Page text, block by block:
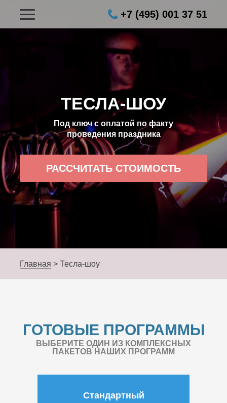
+7 (495) 001 37 51
ТЕСЛА-ШОУ
Под ключ с оплатой по факту
проведения праздника
РАССЧИТАТЬ СТОИМОСТЬ
Главная > Тесла-шоу
ГОТОВЫЕ ПРОГРАММЫ
ВЫБЕРИТЕ ОДИН ИЗ КОМПЛЕКСНЫХ
ПАКЕТОВ НАШИХ ПРОГРАММ
Стандартный